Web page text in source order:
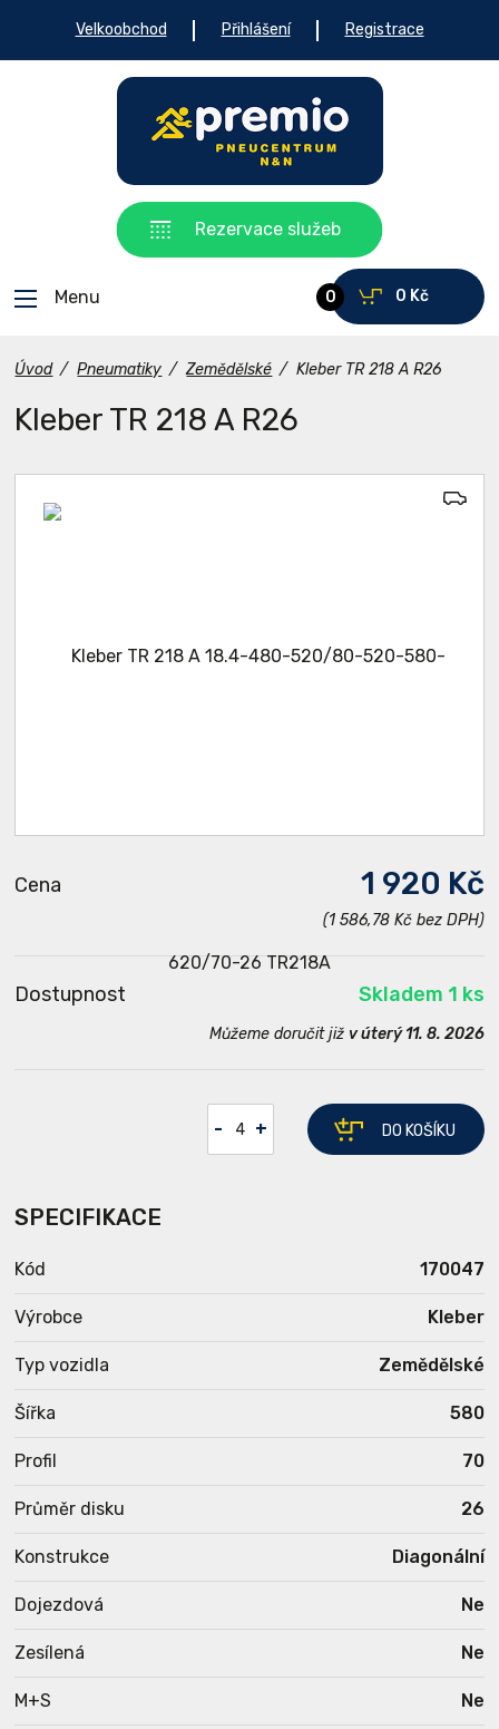
Velkoobchod Přihlášení Registrace
0 0 Kč
Menu
Rezervace služeb
Úvod / Pneumatiky / Zemědělské / Kleber TR 218 A R26
Kleber TR 218 A R26
Cena 1 920 Kč
(1 586,78 Kč bez DPH)
Dostupnost Skladem 1 ks
Můžeme doručit již v úterý 11. 8. 2026
- + DO KOŠÍKU
SPECIFIKACE
Kód 170047
Výrobce Kleber
Typ vozidla Zemědělské
Šířka 580
Profil 70
Průměr disku 26
Konstrukce Diagonální
Dojezdová Ne
Zesílená Ne
M+S Ne